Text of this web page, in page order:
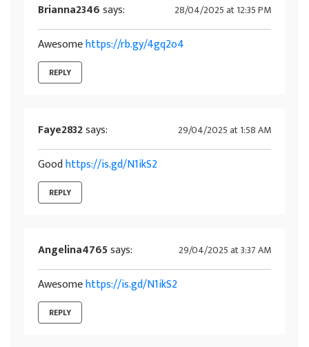
Brianna2346says: 28/04/2025 at 12:35 PM
Awesomehttps://rb.gy/4gq2o4
REPLY
Faye2832says: 29/04/2025 at 1:58 AM
Goodhttps://is.gd/N1ikS2
REPLY
Angelina4765says: 29/04/2025 at 3:37 AM
Awesomehttps://is.gd/N1ikS2
REPLY